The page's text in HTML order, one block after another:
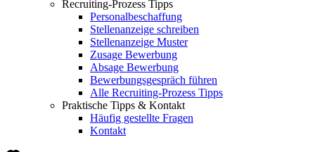
Recruiting-Prozess Tipps
Personalbeschaffung
Stellenanzeige schreiben
Stellenanzeige Muster
Zusage Bewerbung
Absage Bewerbung
Bewerbungsgespräch führen
Alle Recruiting-Prozess Tipps
Praktische Tipps & Kontakt
Häufig gestellte Fragen
Kontakt